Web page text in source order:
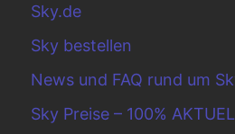
Sky.de
Sky bestellen
News und FAQ rund um
Sky Preise – 100%